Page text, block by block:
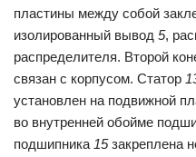
пластины между собой
изолированный вывод 5,
распределителя. Второй
связан с корпусом. Статор
установлен на подвижной
во внутренней обойме
подшипника 15закреплена